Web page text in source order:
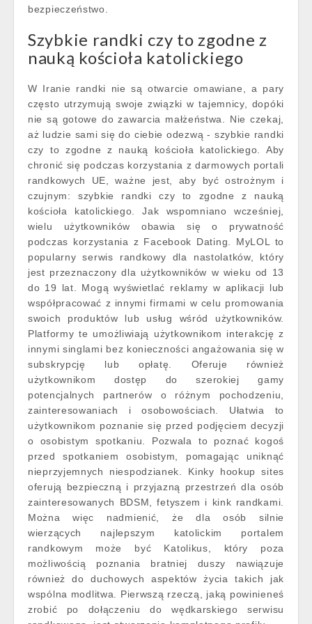
bezpieczeństwo.
Szybkie randki czy to zgodne z
nauką kościoła katolickiego
W Iranie randki nie są otwarcie omawiane, a pary
często utrzymują swoje związki w tajemnicy, dopóki
nie są gotowe do zawarcia małżeństwa. Nie czekaj,
aż ludzie sami się do ciebie odezwą - szybkie randki
czy to zgodne z nauką kościoła katolickiego. Aby
chronić się podczas korzystania z darmowych portali
randkowych UE, ważne jest, aby być ostrożnym i
czujnym: szybkie randki czy to zgodne z nauką
kościoła katolickiego. Jak wspomniano wcześniej,
wielu użytkowników obawia się o prywatność
podczas korzystania z Facebook Dating. MyLOL to
popularny serwis randkowy dla nastolatków, który
jest przeznaczony dla użytkowników w wieku od 13
do 19 lat. Mogą wyświetlać reklamy w aplikacji lub
współpracować z innymi firmami w celu promowania
swoich produktów lub usług wśród użytkowników.
Platformy te umożliwiają użytkownikom interakcję z
innymi singlami bez konieczności angażowania się w
subskrypcję lub opłatę. Oferuje również
użytkownikom dostęp do szerokiej gamy
potencjalnych partnerów o różnym pochodzeniu,
zainteresowaniach i osobowościach. Ułatwia to
użytkownikom poznanie się przed podjęciem decyzji
o osobistym spotkaniu. Pozwala to poznać kogoś
przed spotkaniem osobistym, pomagając uniknąć
nieprzyjemnych niespodzianek. Kinky hookup sites
oferują bezpieczną i przyjazną przestrzeń dla osób
zainteresowanych BDSM, fetyszem i kink randkami.
Można więc nadmienić, że dla osób silnie
wierzących najlepszym katolickim portalem
randkowym może być Katolikus, który poza
możliwością poznania bratniej duszy nawiązuje
również do duchowych aspektów życia takich jak
wspólna modlitwa. Pierwszą rzeczą, jaką powinieneś
zrobić po dołączeniu do wędkarskiego serwisu